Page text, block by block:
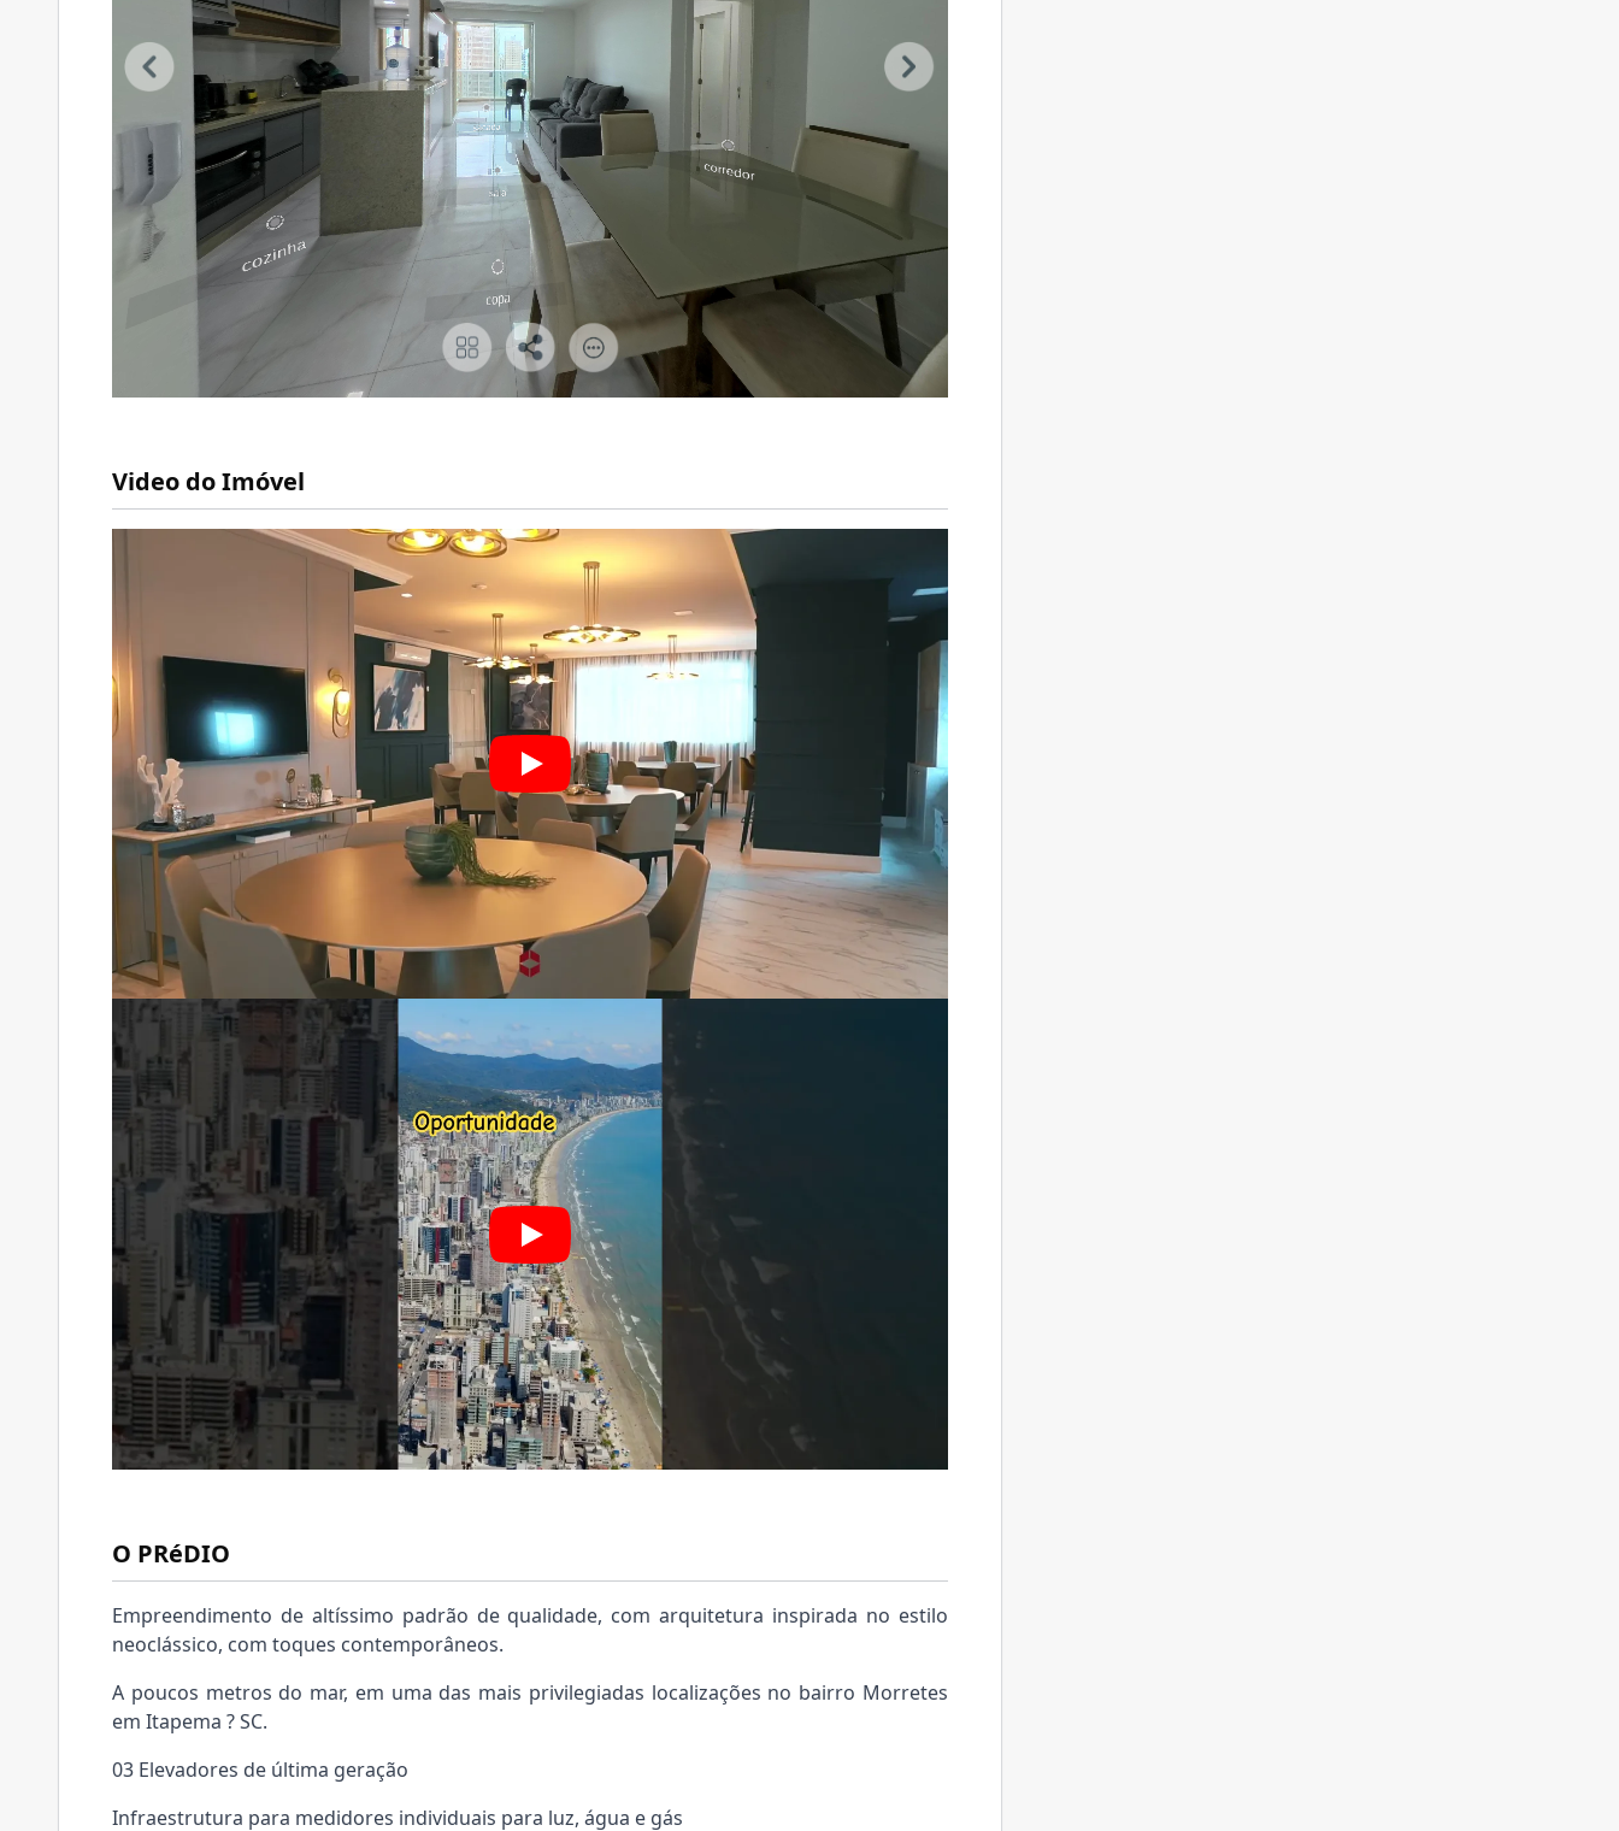
Video do Imóvel
O PRéDIO
Empreendimento de altíssimo padrão de qualidade, com arquitetura inspirada no estilo
neoclássico, com toques contemporâneos.
A poucos metros do mar, em uma das mais privilegiadas localizações no bairro Morretes
em Itapema ? SC.
03 Elevadores de última geração
Infraestrutura para medidores individuais para luz, água e gás